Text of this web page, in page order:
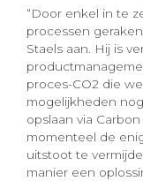
“Door enkel in te
processen
Staels aan. Hij is
proces-CO2 die
mogelijkheden
opslaan via
momenteel de
uitstoot te
manier een